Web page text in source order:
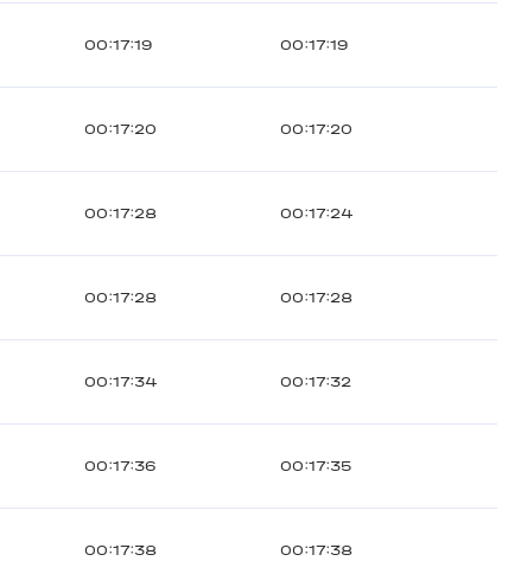
00:17:19 00:17:19
00:17:20 00:17:20
00:17:28 00:17:24
00:17:28 00:17:28
00:17:34 00:17:32
00:17:36 00:17:35
00:17:38 00:17:38